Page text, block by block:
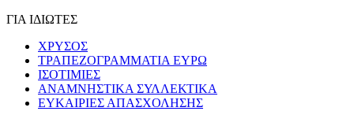
ΓΙΑ ΙΔΙΩΤΕΣ
ΧΡΥΣΟΣ
ΤΡΑΠΕΖΟΓΡΑΜΜΑΤΙΑ ΕΥΡΩ
ΙΣΟΤΙΜΙΕΣ
ΑΝΑΜΝΗΣΤΙΚΑ ΣΥΛΛΕΚΤΙΚΑ
ΕΥΚΑΙΡΙΕΣ ΑΠΑΣΧΟΛΗΣΗΣ